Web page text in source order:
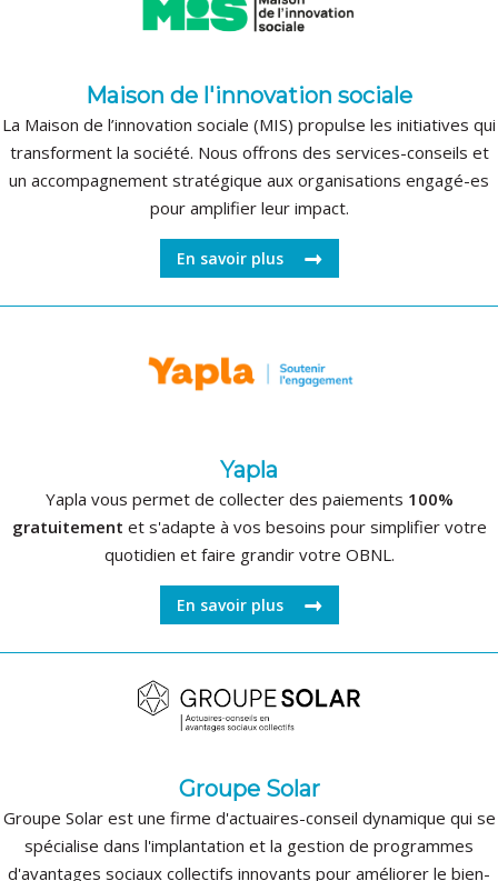
Maison de l'innovation sociale
La Maison de l’innovation sociale (MIS) propulse les initiatives qui
transforment la société. Nous offrons des services-conseils et
un accompagnement stratégique aux organisations engagé-es
pour amplifier leur impact.
En savoir plus
Yapla
Yapla vous permet de collecter des paiements 100%
gratuitement et s'adapte à vos besoins pour simplifier votre
quotidien et faire grandir votre OBNL.
En savoir plus
Groupe Solar
Groupe Solar est une firme d'actuaires-conseil dynamique qui se
spécialise dans l'implantation et la gestion de programmes
d'avantages sociaux collectifs innovants pour améliorer le bien-